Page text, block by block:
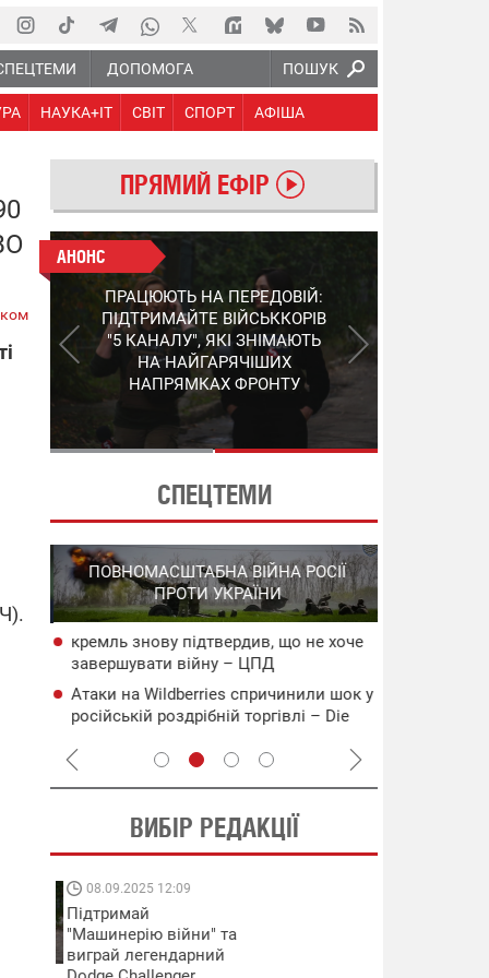
ПОШУК
ДОПОМОГА
НАУКА+IT СВІТ СПОРТ АФІША
ПРЯМИЙ ЕФІР
АНОНС
КІНЕЦЬ ВОРОЖИМ
"МОЛНІЯМ" ТА FPV: ЯК
УКРАЇНСЬКИЙ STEP-3
ЗМІНЮЄ ПРАВИЛА ГРИ –
ПОДРОБИЦІ ПРО
ПЕРЕХОПЛЮВАЧ
АНОНС
ПРАЦЮЮТЬ НА ПЕРЕДОВІЙ:
ПІДТРИМАЙТЕ ВІЙСЬККОРІВ
"5 КАНАЛУ", ЯКІ ЗНІМАЮТЬ
НА НАЙГАРЯЧІШИХ
НАПРЯМКАХ ФРОНТУ
СПЕЦТЕМИ
ПОВНОМАСШТАБНА ВІЙНА РОСІЇ
ПРОТИ УКРАЇНИ
кремль знову підтвердив, що не хоче
завершувати війну – ЦПД
Атаки на Wildberries спричинили шок у
російській роздрібній торгівлі – Die
ВИБІР РЕДАКЦІЇ
08.09.2025 12:09
Підтримай
"Машинерію війни" та
виграй легендарний